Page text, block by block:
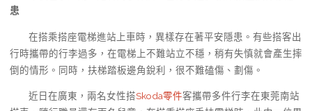
患
在搭乘搭座電梯進站上車時，異樣存在著平安隱患。有些搭客出
行時攜帶的行李過多，在電梯上不難站立不穩，稍有失慎就會產生摔
倒的情形。同時，扶梯踏板邊角銳利，很不難磕傷、劃傷。
近日在廣東，兩名女性搭Skoda零件客攜帶多件行李在東莞南站